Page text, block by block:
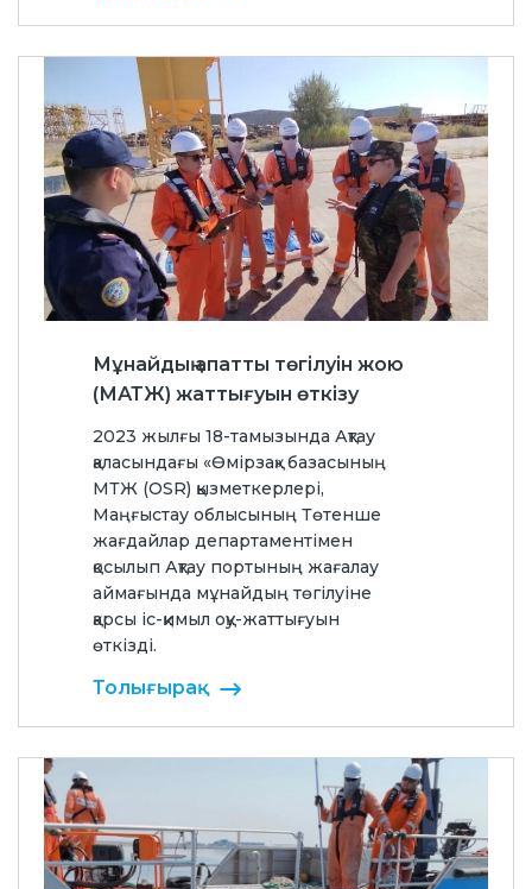
Мұнайдың апатты төгілуін жою
(МАТЖ) жаттығуын өткізу
2023 жылғы 18-тамызында Ақтау
қаласындағы «Өмірзақ» базасының
МТЖ (OSR) қызметкерлері,
Маңғыстау облысының Төтенше
жағдайлар департаментімен
қосылып Ақтау портының жағалау
аймағында мұнайдың төгілуіне
қарсы іс-қимыл оқу-жаттығуын
өткізді.
Толығырақ